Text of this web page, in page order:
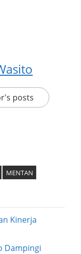
posts
MENTAN
Kinerja
Dampingi